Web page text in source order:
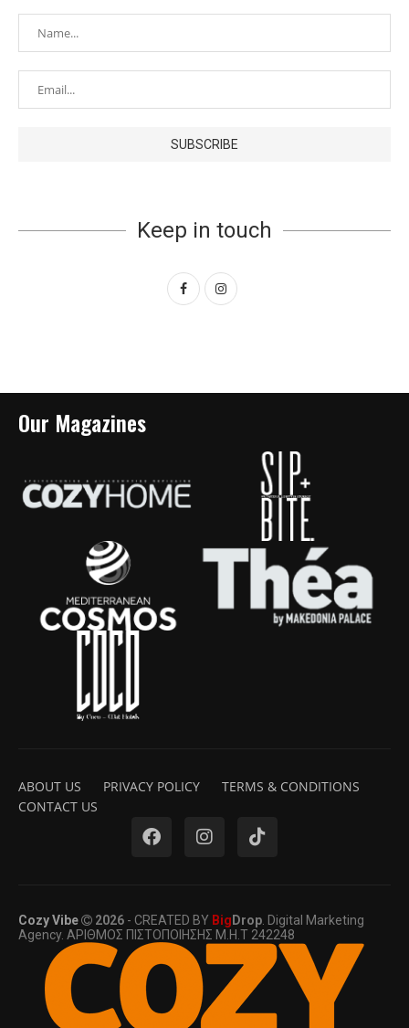
Keep in touch
Our Magazines
ABOUT US PRIVACY POLICY
TERMS & CONDITIONS
CONTACT US
Cozy Vibe 2026 - CREATED BY Big Drop . Digital Marketing
Agency. ΑΡΙΘΜΟΣ ΠΙΣΤΟΠΟΙΗΣΗΣ Μ.Η.Τ 242248